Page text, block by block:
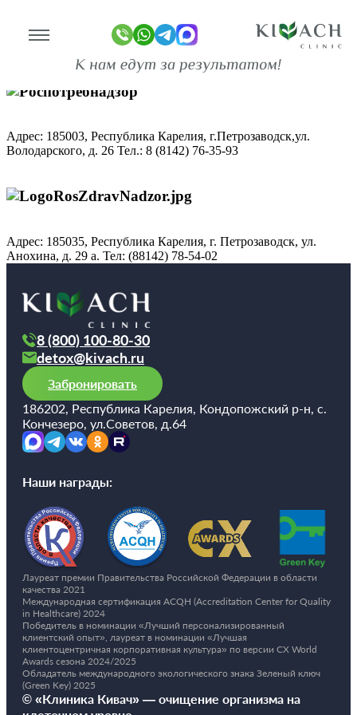
копии)
и
Контролирующие органы
О клинике Информация об организации
Адрес: 185003, Республика Карелия, г.Петрозаводск,ул.
Володарского, д. 26 Тел.: 8 (8142) 76-35-93
Адрес: 185035, Республика Карелия, г. Петрозаводск, ул.
Анохина, д. 29 а. Тел: (88142) 78-54-02
8 (800) 100-80-30
detox@kivach.ru
Забронировать
186202, Республика Карелия, Кондопожский р-н, с.
Кончезеро, ул.Советов, д.64
Наши награды:
Лауреат премии Правительства Российской Федерации в области
качества 2021
Международная сертификация ACQH (Accreditation Center for Quality
in Healthcare) 2024
Победитель в номинации «Лучший персонализированный
клиентский опыт», лауреат в номинации «Лучшая
клиентоцентричная корпоративная культура» по версии CX World
Awards сезона 2024/2025
Обладатель международного экологического знака Зеленый ключ
(Green Key) 2025
© «Клиника Кивач» — очищение организма на